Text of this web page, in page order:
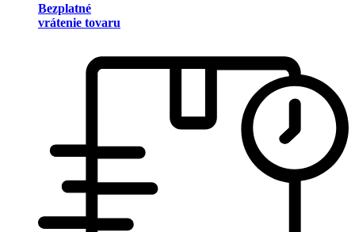
Bezplatné
vrátenie tovaru